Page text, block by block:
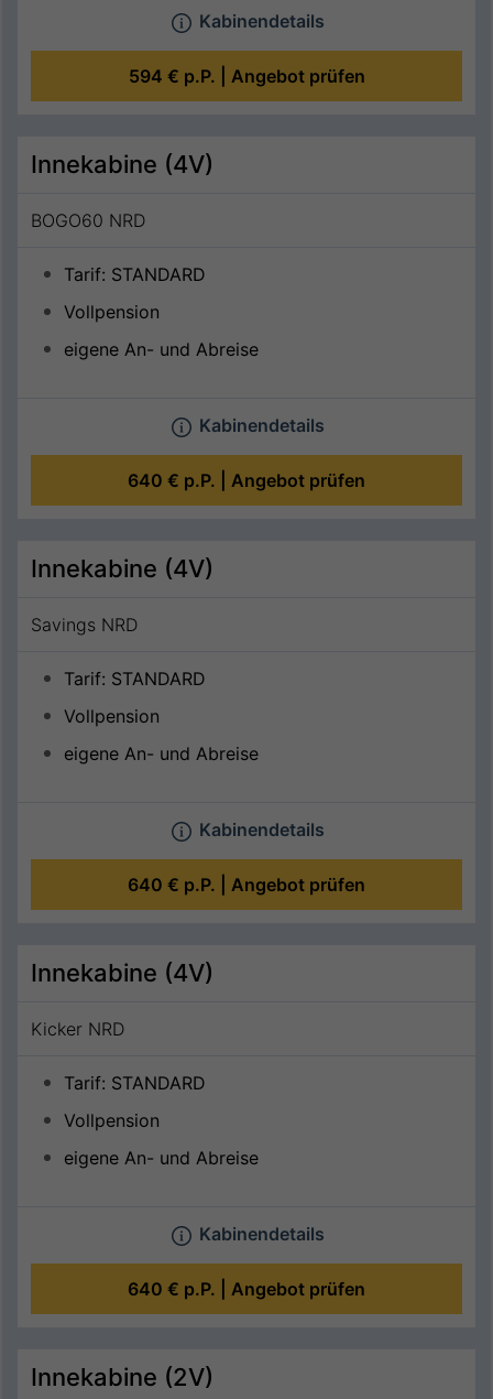
Kabinendetails
594 € p.P. | Angebot prüfen
Innekabine (4V)
BOGO60 NRD
Tarif: STANDARD
Vollpension
eigene An- und Abreise
Kabinendetails
640 € p.P. | Angebot prüfen
Innekabine (4V)
Savings NRD
Tarif: STANDARD
Vollpension
eigene An- und Abreise
Kabinendetails
640 € p.P. | Angebot prüfen
Innekabine (4V)
Kicker NRD
Tarif: STANDARD
Vollpension
eigene An- und Abreise
Kabinendetails
640 € p.P. | Angebot prüfen
Innekabine (2V)